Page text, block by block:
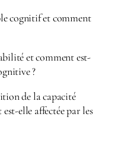
cognitif et comment
et comment est-
?
de la capacité
elle affectée par les